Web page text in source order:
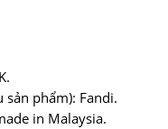
phẩm): Fandi.
in Malaysia.